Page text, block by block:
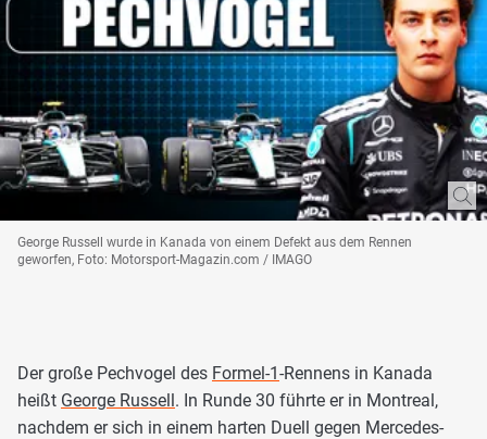
George Russell wurde in Kanada von einem Defekt aus dem Rennen
geworfen, Foto: Motorsport-Magazin.com / IMAGO
Der große Pechvogel des Formel-1-Rennens in Kanada
heißt George Russell. In Runde 30 führte er in Montreal,
nachdem er sich in einem harten Duell gegen Mercedes-